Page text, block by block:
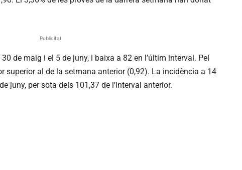
Publicitat
de maig i el 5 de juny, i baixa a 82 en l’últim interval. Pel
superior al de la setmana anterior (0,92). La incidència a 14
juny, per sota dels 101,37 de l’interval anterior.